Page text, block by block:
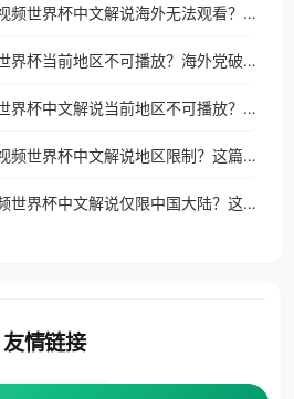
在澳大利亚看咪咕视频世界杯中文解说海外无法观看？这篇指南帮你搞定所有体育直播难题
在泰国看咪咕视频世界杯当前地区不可播放？海外党破局看中文解说赛事指南
在海外看咪咕视频世界杯中文解说当前地区不可播放？这篇指南帮你搞定所有体育赛事直播难题
在澳大利亚看咪咕视频世界杯中文解说地区限制？这篇指南帮你搞定海外观赛难题
在加拿大看咪咕视频世界杯中文解说仅限中国大陆？这篇指南帮你轻松解锁中文解说和赛事直播
友情链接